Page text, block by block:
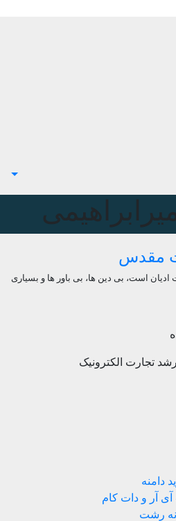
مقدس
ادیان است، بی دین ها، بی باور ها و بسیاری
تجارت الکترونیک
دامنه
آی آر و دات کام
رشت